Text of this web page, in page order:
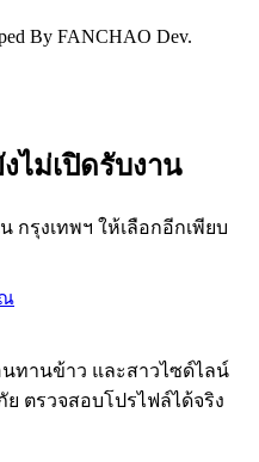
By FANCHAO Dev.
ไม่เปิดรับงาน
กรุงเทพฯ ให้เลือกอีกเพียบ
ทานข้าว และสาวไซด์ไลน์
ตรวจสอบโปรไฟล์ได้จริง